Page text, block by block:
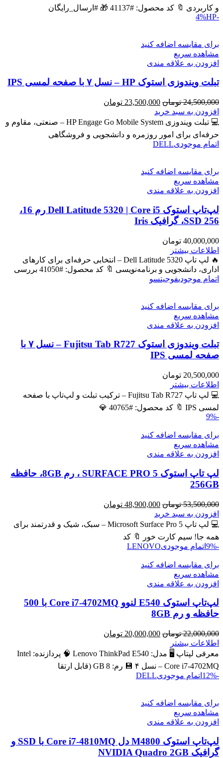
است.
و کاربردی 🔖 کد محصول: #41137 🎁 #ارسال_رایگان
-4%
HP
برای مقایسه اضافه کنید
مشاهده سریع
افزودن به علاقه مندی
تبلت ویندوزی استوک HP – نسل ۷ با صفحه لمسی IPS
24,500,000 تومان قیمت
اصلی
24,500,000 تومان
23,500,000 تومان
23,500,000 تومان
افزودن به سبد خرید
💻 تبلت ویندوزی HP Engage Go Mobile System – صنعتی، مقاوم و
حرفه‌ای برای امور روزمره و دانشجویی و فروشگاهی
اتمام موجودیDELL
برای مقایسه اضافه کنید
مشاهده سریع
افزودن به علاقه مندی
لپ‌تاپ استوک Dell Latitude 5320 | Core i5 رم 16،
SSD 256، گرافیک Iris
40,000,000 تومان
اطلاعات بیشتر
🔥 لپ تاپ Dell Latitude 5320 – انتخابی حرفه‌ای برای کارهای
اداری، دانشجویی و برنامه‌نویسی 🔖 کد محصول: #41050 بررسی
اتمام موجودیفوجیتسو
برای مقایسه اضافه کنید
مشاهده سریع
افزودن به علاقه مندی
تبلت ویندوزی استوک Fujitsu Tab R727 – نسل ۷ با
صفحه لمسی IPS
20,500,000 تومان
اطلاعات بیشتر
💻 لپ تاپ Fujitsu Tab R727 – ترکیب تبلت و لپ‌تاپ با صفحه
لمسی IPS 🔖 کد محصول: #40765 💎
-9%
برای مقایسه اضافه کنید
مشاهده سریع
افزودن به علاقه مندی
لپ تاپ استوک SURFACE PRO 5 ، رم 8GB، حافظه
256GB
53,500,000 تومان قیمت
اصلی
53,500,000 تومان
48,900,000 تومان
48,900,000 تومان
افزودن به سبد خرید
💻 لپ تاپ Microsoft Surface Pro 5 – سبک، شیک و قدرتمند برای
همه جا! سیم کارت خور 🔖 کد
-9%
اتمام موجودیLENOVO
برای مقایسه اضافه کنید
مشاهده سریع
افزودن به علاقه مندی
لپ‌تاپ استوک E540 لنوو Core i7-4702MQ با 500
حافظه و رم 8GB
22,000,000 تومان قیمت
22,000,000 تومان
20,000,000 تومان
20,000,000 تومان
است.
اطلاعات بیشتر
معرفی لپتاپ 🖥️ مدل: Lenovo ThinkPad E540 🧠 پردازنده: Intel
Core i7‑4702MQ – نسل ۴ 💾 رم: 8 GB (قابل ارتقا
-12%
اتمام موجودیDELL
برای مقایسه اضافه کنید
مشاهده سریع
افزودن به علاقه مندی
لپ‌تاپ استوک M4800 دل Core i7-4810MQ با SSD و
گرافیک NVIDIA Quadro 2GB